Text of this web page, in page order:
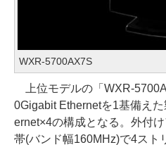
WXR-5700AX7S
上位モデルの「WXR-
0Gigabit Ethernetを1基備え
ernet×4の構成となる。外付
帯(バンド幅160MHz)で4スト